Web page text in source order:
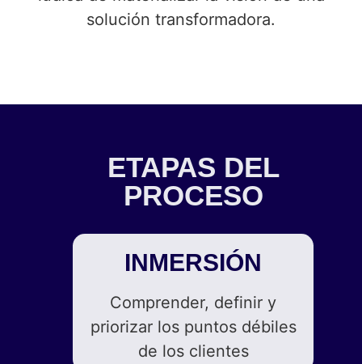
solución transformadora.
ETAPAS DEL
PROCESO
INMERSIÓN
Comprender, definir y
priorizar los puntos débiles
de los clientes